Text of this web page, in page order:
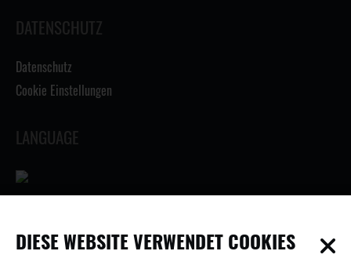
DATENSCHUTZ
Datenschutz
Cookie Einstellungen
LANGUAGE
INFORMATIONEN
DIESE WEBSITE VERWENDET COOKIES